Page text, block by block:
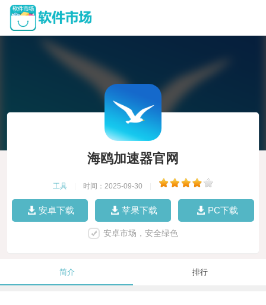
海鸥加速器官网
工具 时间：2025-09-30
安卓下载 苹果下载 PC下载
安卓市场，安全绿色
简介 排行